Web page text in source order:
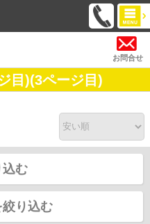
お問合せ
目)(3ページ目)
込む
絞り込む